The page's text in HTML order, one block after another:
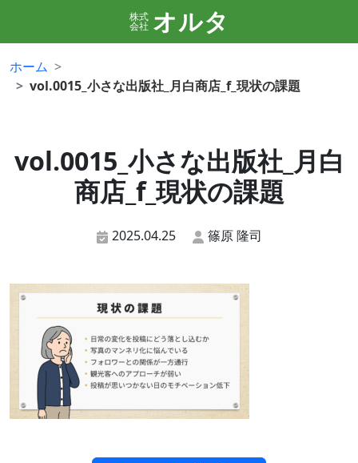
株式
会社 オルタ
ホーム
vol.0015_小さな出版社_月白商店_f_現状の課題
vol.0015_小さな出版社_月白
商店_f_現状の課題
2025.04.25 篠原 隆司